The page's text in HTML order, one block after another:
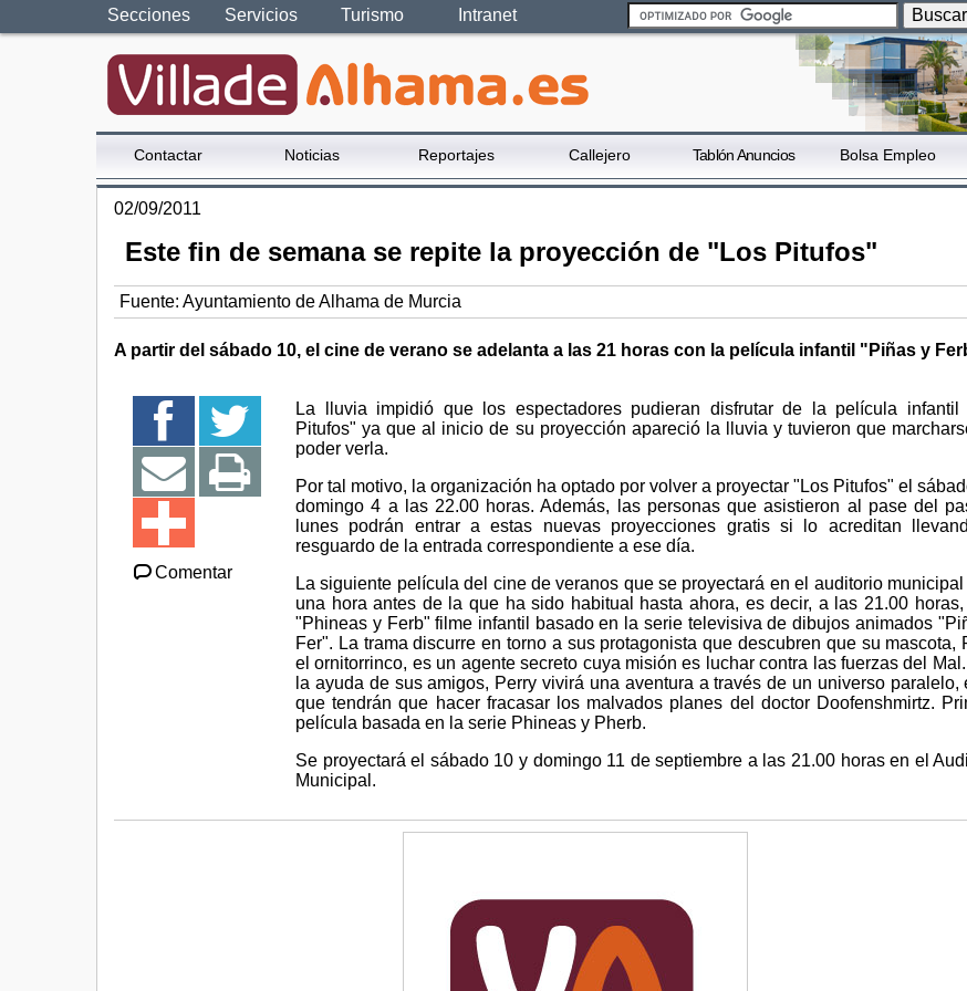
Secciones Servicios Turismo Intranet
Contactar Noticias Reportajes Callejero Tablón Anuncios Bolsa Empleo
02/09/2011
Este fin de semana se repite la proyección de "Los Pitufos"
Fuente: Ayuntamiento de Alhama de Murcia
A partir del sábado 10, el cine de verano se adelanta a las 21 horas con la película infantil "Piñas y
Comentar
La lluvia impidió que los espectadores pudieran disfrutar de la película infantil
Pitufos" ya que al inicio de su proyección apareció la lluvia y tuvieron que
poder verla.
Por tal motivo, la organización ha optado por volver a proyectar "Los Pitufos" el
domingo 4 a las 22.00 horas. Además, las personas que asistieron al pase del
lunes podrán entrar a estas nuevas proyecciones gratis si lo acreditan
resguardo de la entrada correspondiente a ese día.
La siguiente película del cine de veranos que se proyectará en el auditorio municipal
una hora antes de la que ha sido habitual hasta ahora, es decir, a las 21.00 horas,
"Phineas y Ferb" filme infantil basado en la serie televisiva de dibujos animados
Fer". La trama discurre en torno a sus protagonista que descubren que su mascota,
el ornitorrinco, es un agente secreto cuya misión es luchar contra las fuerzas del
la ayuda de sus amigos, Perry vivirá una aventura a través de un universo paralelo,
que tendrán que hacer fracasar los malvados planes del doctor Doofenshmirtz.
película basada en la serie Phineas y Pherb.
Se proyectará el sábado 10 y domingo 11 de septiembre a las 21.00 horas en el
Municipal.